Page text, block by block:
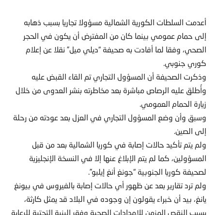
أعدمت السلطات الكورية الشمالية مسؤولا تجاريا بسبب ذهابه
إلى حمام عمومي بينما كان من المفترض أن يكون في الحجر
الصحي، وفقا لما أفادت به صحيفة “ديلي ميل” نقلا عن إعلام
كوري جنوبي.
وذكرت الصحيفة أن المسؤول التجاري تم القاء القبض عليه
وأُطلق عليه الرصاص مباشرة بعد مخاطرته بنشر العدوى من خلال
زيارة الحمام العمومي.
وسبق وأن وضع المسؤول التجاري في العزل بعد عودته من رحلة
إلى الصين.
ولم يتم تأكيد حالات إصابة في كوريا الشمالية بعد من قبل
المسؤولين، كما لم يتم الإبلاغ عنها إلا في النسخة الإنجليزية
لصحيفة كوريا الجنوبية “جونغ أنغ إيلبو”.
ولم ترد تقارير بعد عن ظهور أي حالات إصابة بالفيروس في بيونغ
يانغ، بيد أن خبراء يقولون إن وجوده في البلاد قد يمثل كارثة،
بسبب النقص المزمن للإمدادات الصحية وفقر البنية التحتية للرعاية